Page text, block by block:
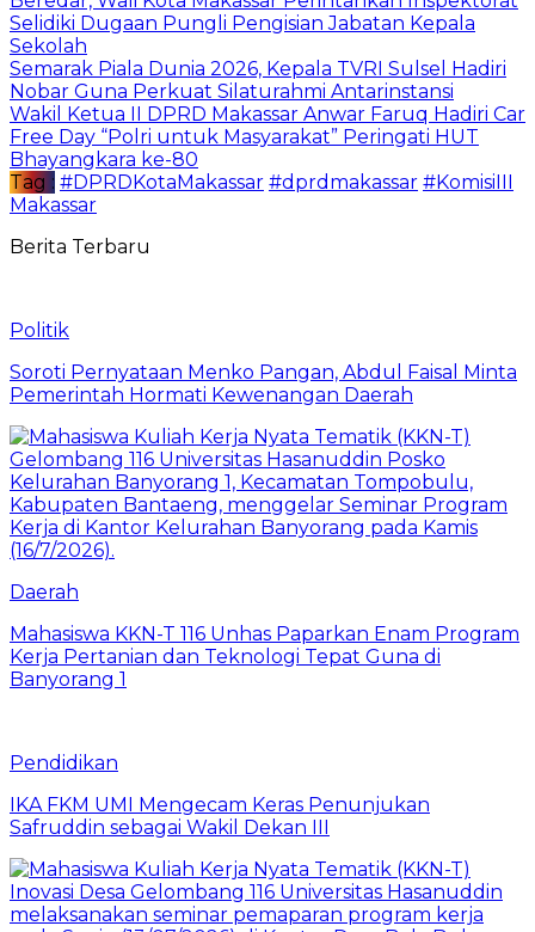
Selidiki Dugaan Pungli Pengisian Jabatan Kepala
Sekolah
Semarak Piala Dunia 2026, Kepala TVRI Sulsel Hadiri
Nobar Guna Perkuat Silaturahmi Antarinstansi
Wakil Ketua II DPRD Makassar Anwar Faruq Hadiri Car
Free Day “Polri untuk Masyarakat” Peringati HUT
Bhayangkara ke-80
Tag : #DPRDKotaMakassar #dprdmakassar #KomisiIII
Makassar
Berita Terbaru
Politik
Soroti Pernyataan Menko Pangan, Abdul Faisal Minta
Pemerintah Hormati Kewenangan Daerah
Daerah
Mahasiswa KKN-T 116 Unhas Paparkan Enam Program
Kerja Pertanian dan Teknologi Tepat Guna di
Banyorang 1
Pendidikan
IKA FKM UMI Mengecam Keras Penunjukan
Safruddin sebagai Wakil Dekan III